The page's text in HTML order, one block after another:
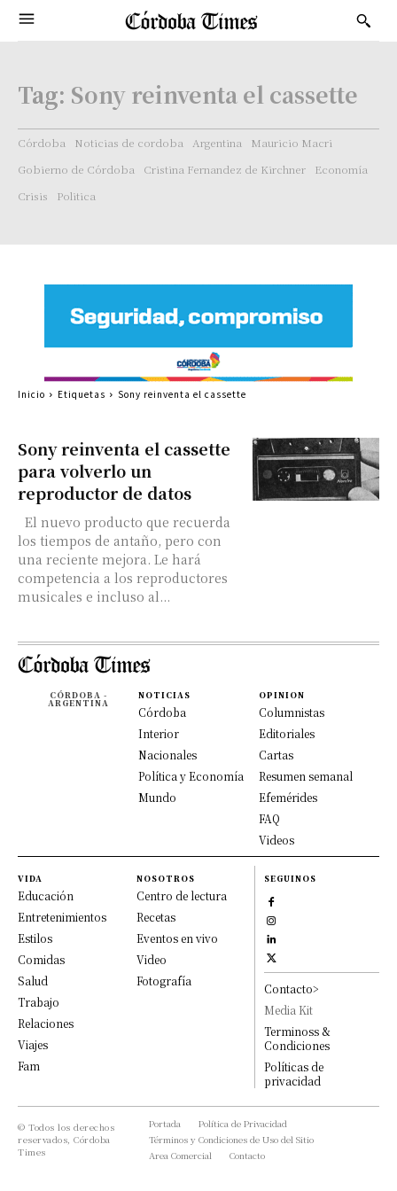
Tag: Sony reinventa el cassette
Córdoba Noticias de cordoba Argentina
Mauricio Macri
Gobierno de Córdoba
Cristina Fernandez de Kirchner
Economía
Crisis
Politica
Sony reinventa el cassette
para volverlo un
reproductor de datos
El nuevo producto que recuerda
los tiempos de antaño, pero con
una reciente mejora. Le hará
competencia a los reproductores
musicales e incluso al...
Inicio Etiquetas Sony reinventa el cassette
CÓRDOBA -
ARGENTINA
NOTICIAS
Córdoba
Interior
Nacionales
Política y Economía
Mundo
OPINION
Columnistas
Editoriales
Cartas
Resumen semanal
Efemérides
FAQ
Videos
VIDA
Educación
Entretenimientos
Estilos
Comidas
Salud
Trabajo
Relaciones
Viajes
Fam
NOSOTROS
Centro de lectura
Recetas
Eventos en vivo
Video
Fotografía
SEGUINOS
Contacto>
Media Kit
Terminoss &
Condiciones
Políticas de
privacidad
© Todos los derechos
reservados, Córdoba
Times
Portada
Política de Privacidad
Términos y Condiciones de Uso del Sitio
Area Comercial
Contacto